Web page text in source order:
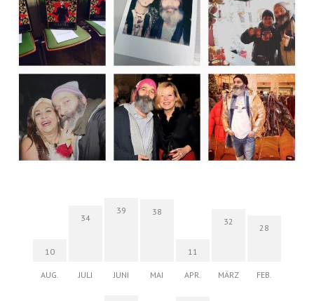
10
AUG.
34
JULI
39
JUNI
38
MAI
11
APR.
32
MÄRZ
28
FEB.